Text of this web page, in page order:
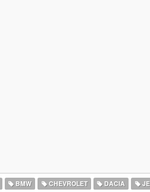
BMW CHEVROLET DACIA